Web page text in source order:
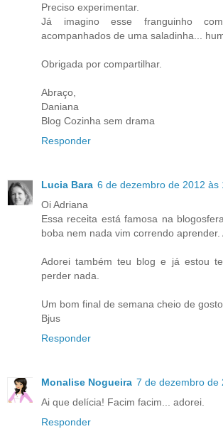
Preciso experimentar.
Já imagino esse franguinho
acompanhados de uma saladinha...
Obrigada por compartilhar.
Abraço,
Daniana
Blog Cozinha sem drama
Responder
Lucia Bara 6 de dezembro de 2012 às
Oi Adriana
Essa receita está famosa na
boba nem nada vim correndo aprender.
Adorei também teu blog e já estou
perder nada.
Um bom final de semana cheio de
Bjus
Responder
Monalise Nogueira 7 de dezembro de
Ai que delícia! Facim facim... adorei.
Responder